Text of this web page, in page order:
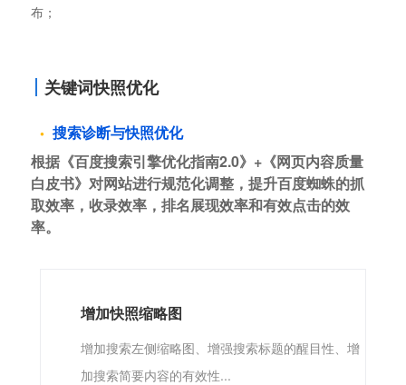
布；
关键词快照优化
搜索诊断与快照优化
根据《百度搜索引擎优化指南2.0》+《网页内容质量
白皮书》对网站进行规范化调整，提升百度蜘蛛的抓
取效率，收录效率，排名展现效率和有效点击的效
率。
增加快照缩略图
增加搜索左侧缩略图、增强搜索标题的醒目性、增
加搜索简要内容的有效性...